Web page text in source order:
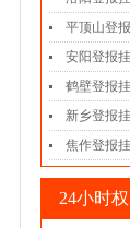
平顶山登
安阳登报
鹤壁登报
新乡登报
焦作登报
24小时